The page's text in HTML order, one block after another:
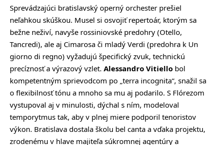
Sprevádzajúci bratislavský operný orchester prešiel
neľahkou skúškou. Musel si osvojiť repertoár, ktorým sa
bežne neživí, navyše rossiniovské predohry (Otello,
Tancredi), ale aj Cimarosa či mladý Verdi (predohra k Un
giorno di regno) vyžadujú špecifický zvuk, technickú
precíznosť a výrazový vzlet. Alessandro Vitiello bol
kompetentným sprievodcom po „terra incognita“, snažil sa
o flexibilnosť tónu a mnoho sa mu aj podarilo. S Flórezom
vystupoval aj v minulosti, dýchal s ním, modeloval
temporytmus tak, aby v plnej miere podporil tenoristov
výkon. Bratislava dostala školu bel canta a vďaka projektu,
zrodenému v hlave majiteľa súkromnej agentúry a